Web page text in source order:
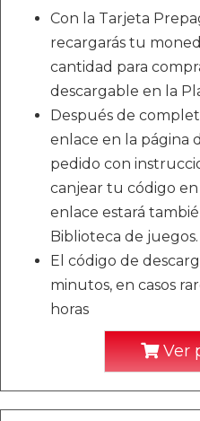
Con la Tarjeta
recargarás tu
cantidad para
descargable en la
Después de
enlace en la página
pedido con
canjear tu código
enlace estará
Biblioteca de juegos.
El código de
minutos, en casos
horas
Ver